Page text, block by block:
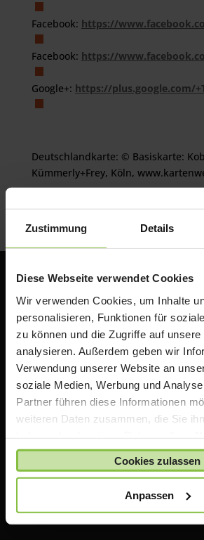
Zustimmung Details
Diese Webseite verwendet Cookies
Wir verwenden Cookies, um Inhalte
personalisieren, Funktionen für
zu können und die Zugriffe auf
analysieren. Außerdem geben wir
Verwendung unserer Website an
soziale Medien, Werbung und
Partner führen diese Informationen
weiteren Daten zusammen, die Sie
gesammelt haben.
Cookies zulassen
Anpassen
Facebook: https://
Facebook: https://
Google+: https://plus.google.com/
Deutschlandkarte: © Basiskarte:
Kümmerly+Frey, Köln,
ACS Group GmbH
Otto-Hahn-Str. 38a
Deutschland
e:teacherstore@acsgroup.de
t: +49 (0)89 1893130-10
f: +49 (0)89 1893130-30